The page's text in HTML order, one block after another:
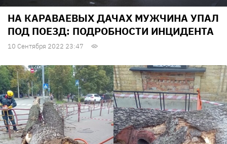
НА КАРАВАЕВЫХ ДАЧАХ МУЖЧИНА УПАЛ
ПОД ПОЕЗД: ПОДРОБНОСТИ ИНЦИДЕНТА
10 Сентября 2022 23:47